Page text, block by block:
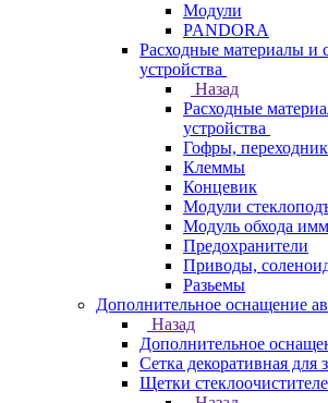
Модули
PANDORA
Расходные материалы и
устройства
Назад
Расходные
устройства
Гофры,
Клеммы
Концевик
Модули
Модуль обхода
Предохранители
Приводы,
Разьемы
Дополнительное оснащение
Назад
Дополнительное
Сетка декоративная для
Щетки